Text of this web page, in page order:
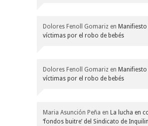
Dolores Fenoll Gomariz en Manifiesto
víctimas por el robo de bebés
Dolores Fenoll Gomariz en Manifiesto
víctimas por el robo de bebés
Maria Asunción Peña en La lucha en
‘fondos buitre’ del Sindicato de